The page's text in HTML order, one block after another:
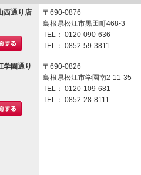
西通り店
〒690-0876
島根県松江市黒田町468-3
TEL： 0120-090-636
TEL： 0852-59-3811
学園通り
〒690-0826
島根県松江市学園南2-11-35
TEL： 0120-109-681
TEL： 0852-28-8111